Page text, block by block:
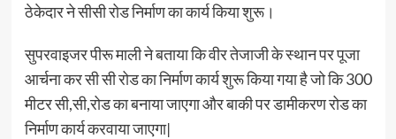
ठेकेदार ने सीसी रोड निर्माण का कार्य किया शुरू।
सुपरवाइजर पीरू माली ने बताया कि वीर तेजाजी के स्थान पर पूजा
आर्चना कर सी सी रोड का निर्माण कार्य शुरू किया गया है जो कि 300
मीटर सी,सी,रोड का बनाया जाएगा और बाकी पर डामीकरण रोड का
निर्माण कार्य करवाया जाएगा|